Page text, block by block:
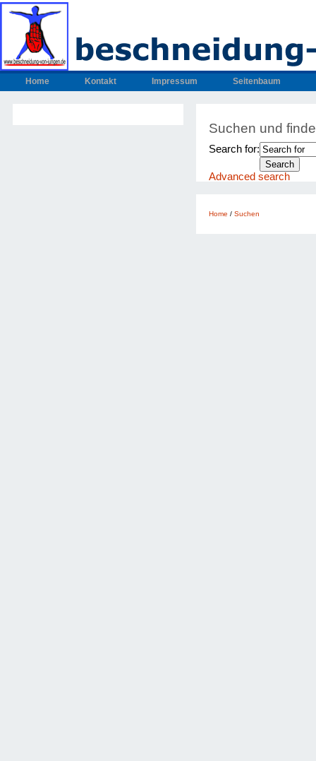
Home Kontakt Impressum Seitenbaum
Suchen und
Search for:
Advanced search
Home / Suchen